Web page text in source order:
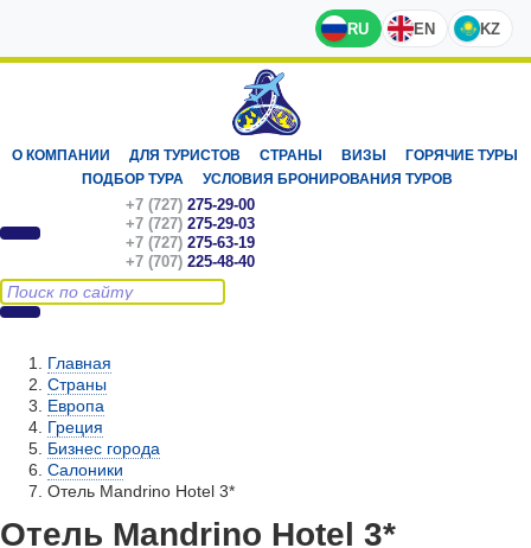
RU EN KZ
О КОМПАНИИ ДЛЯ ТУРИСТОВ СТРАНЫ ВИЗЫ
ГОРЯЧИЕ ТУРЫ
ПОДБОР ТУРА
УСЛОВИЯ БРОНИРОВАНИЯ ТУРОВ
+7 (727) 275-29-00
+7 (727) 275-29-03
+7 (727) 275-63-19
+7 (707) 225-48-40
Главная
Страны
Европа
Греция
Бизнес города
Салоники
Отель Mandrino Hotel 3*
Отель Mandrino Hotel 3*